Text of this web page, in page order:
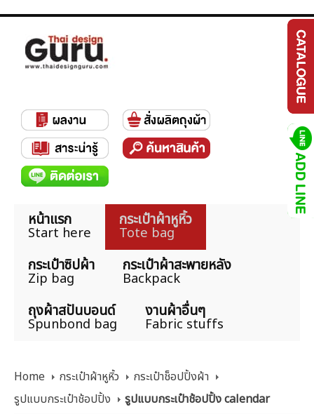
หน้าแรก
Start here
กระเป๋าผ้าหูหิ้ว
Tote bag
กระเป๋าซิปผ้า
Zip bag
กระเป๋าผ้าสะพายหลัง
Backpack
ถุงผ้าสปันบอนด์
Spunbond bag
งานผ้าอื่นๆ
Fabric stuffs
Home กระเป๋าผ้าหูหิ้ว
กระเป๋าช็อปปิ้งผ้า
รูปแบบกระเป๋าช้อปปิ้ง
รูปแบบกระเป๋าช้อปปิ้ง calendar